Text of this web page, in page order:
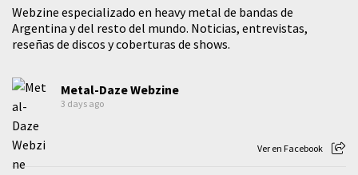
Webzine especializado en heavy metal de bandas de
Argentina y del resto del mundo. Noticias, entrevistas,
reseñas de discos y coberturas de shows.
Metal-Daze Webzine
3 days ago
Ver en Facebook